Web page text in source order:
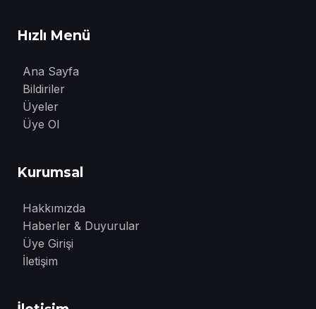
Hızlı Menü
Ana Sayfa
Bildiriler
Üyeler
Üye Ol
Kurumsal
Hakkımızda
Haberler & Duyurular
Üye Girişi
İletişim